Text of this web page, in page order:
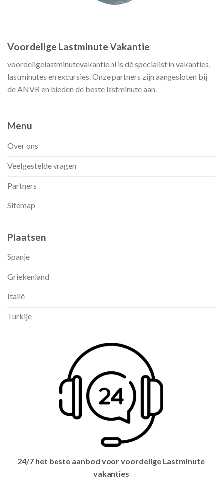
Voordelige Lastminute Vakantie
voordeligelastminutevakantie.nl is dé specialist in vakanties,
lastminutes en excursies. Onze partners zijn aangesloten bij
de ANVR en bieden de beste lastminute aan.
Menu
Over ons
Veelgestelde vragen
Partners
Sitemap
Plaatsen
Spanje
Griekenland
Italië
Turkije
24/7 het beste aanbod voor voordelige Lastminute
vakanties